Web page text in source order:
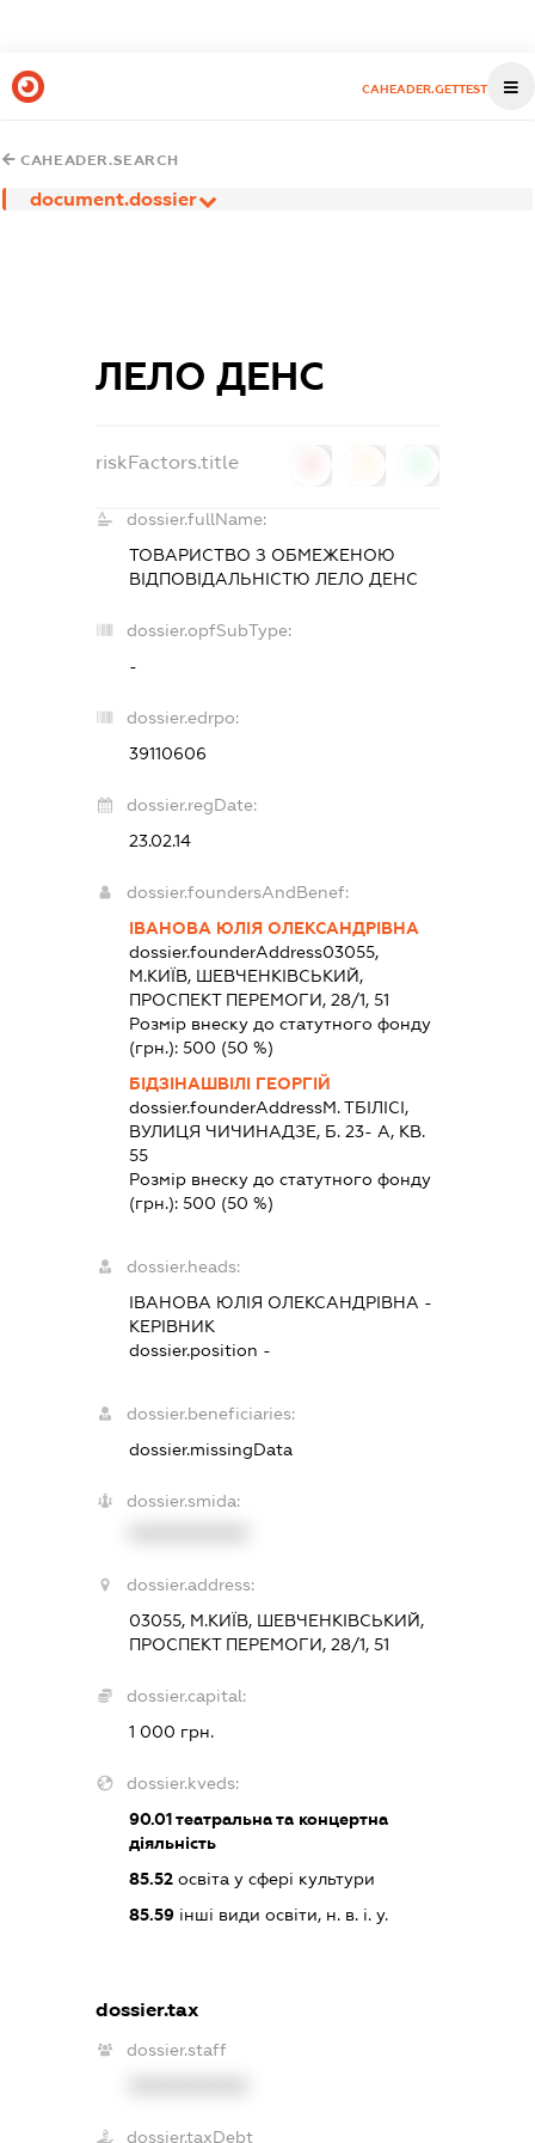
CAHEADER.GETTEST
CAHEADER.SEARCH
document.dossier
ЛЕЛО ДЕНС
riskFactors.title
dossier.fullName:
ТОВАРИСТВО З ОБМЕЖЕНОЮ
ВІДПОВІДАЛЬНІСТЮ ЛЕЛО ДЕНС
dossier.opfSubType:
-
dossier.edrpo:
39110606
dossier.regDate:
23.02.14
dossier.foundersAndBenef:
ІВАНОВА ЮЛІЯ ОЛЕКСАНДРІВНА
dossier.founderAddress03055,
М.КИЇВ, ШЕВЧЕНКІВСЬКИЙ,
ПРОСПЕКТ ПЕРЕМОГИ, 28/1, 51
Розмір внеску до статутного фонду
(грн.): 500 (50 %)
БІДЗІНАШВІЛІ ГЕОРГІЙ
dossier.founderAddressМ. ТБІЛІСІ,
ВУЛИЦЯ ЧИЧИНАДЗЕ, Б. 23- А, КВ.
55
Розмір внеску до статутного фонду
(грн.): 500 (50 %)
dossier.heads:
ІВАНОВА ЮЛІЯ ОЛЕКСАНДРІВНА -
КЕРІВНИК
dossier.position -
dossier.beneficiaries:
dossier.missingData
dossier.smida:
dossier.address:
03055, М.КИЇВ, ШЕВЧЕНКІВСЬКИЙ,
ПРОСПЕКТ ПЕРЕМОГИ, 28/1, 51
dossier.capital:
1 000 грн.
dossier.kveds:
90.01театральна та концертна
діяльність
85.52освіта у сфері культури
85.59інші види освіти, н. в. і. у.
dossier.tax
dossier.staff
dossier.taxDebt